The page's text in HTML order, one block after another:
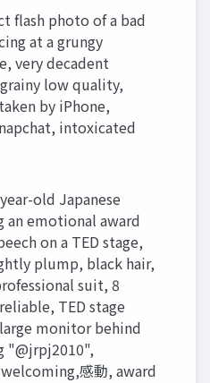
flash photo of a bad
at a grungy
very decadent
low quality,
by iPhone,
intoxicated
old Japanese
an emotional award
on a TED stage,
plump, black hair,
suit, 8
TED stage
monitor behind
"@jrpj2010",
感動, award